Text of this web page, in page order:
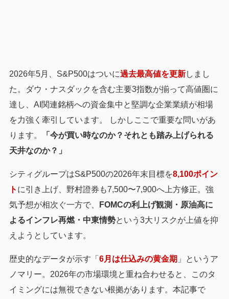
2026年5月、S&P500はついに過去最高値を更新しまし
た。ダウ・ナスダックを含む主要3指数が揃って高値圏に
達し、AI関連銘柄への資金集中と堅調な企業業績が相場
を力強く牽引しています。 しかしここで重要な問いがあ
ります。
「今が買い時なのか？それとも踏み上げられる
天井なのか？」
シティグループはS&P500の2026年末目標を8,100ポイン
ト に引き上げ、野村證券も7,500〜7,900へ上方修正。強
気予想が相次ぐ一方で、
FOMCの利上げ観測・原油高に
よるインフレ再燃・中東情勢という3大リスクが上値を抑
えようとしています。
歴史的なデータが示す「 6月は仕込みの黄金期 」というア
ノマリー。2026年の市場環境と重ね合わせると、このタ
イミングには無視できない根拠があります。本記事で